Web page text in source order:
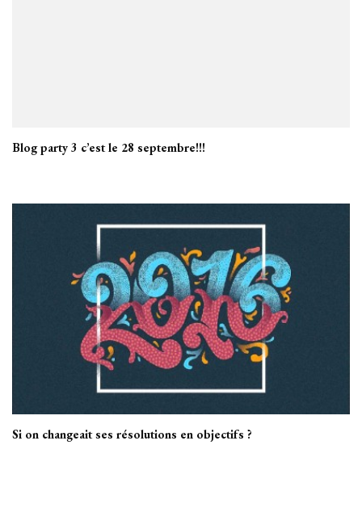
Blog party 3 c’est le 28 septembre!!!
Si on changeait ses résolutions en objectifs ?